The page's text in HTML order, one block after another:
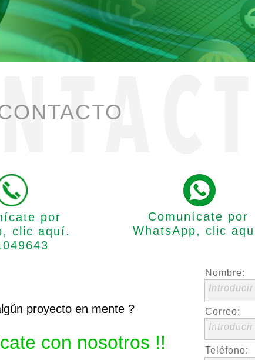
por
clic aquí.
Comunícate por
WhatsApp, clic
Nombre:
Introducir
Correo:
Introducir
Teléfono:
proyecto en mente ?
con nosotros !!